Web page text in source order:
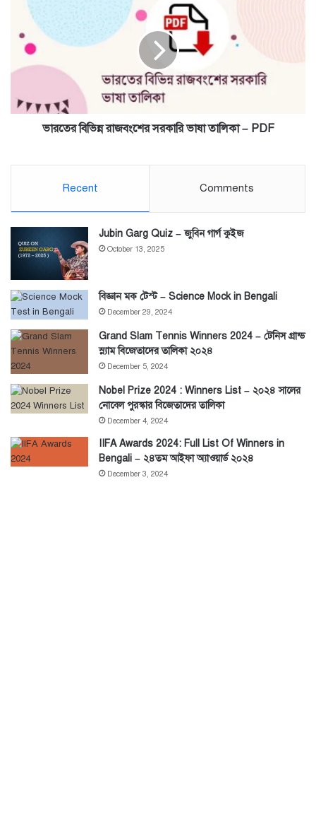
বিভিন্ন
রাজবংশের
সরকারি
ভাষা
তালিকা
PDF
ভারতের বিভিন্ন রাজবংশের সরকারি ভাষা তালিকা – PDF
Recent Comments
Jubin Garg Quiz – জুবিন গার্গ কুইজ
October 13, 2025
বিজ্ঞান মক টেস্ট – Science Mock in Bengali
December 29, 2024
Grand Slam Tennis Winners 2024 – টেনিস গ্রান্ড
স্ল্যাম বিজেতাদের তালিকা ২০২৪
December 5, 2024
Nobel Prize 2024 : Winners List – ২০২৪ সালের
নোবেল পুরস্কার বিজেতাদের তালিকা
December 4, 2024
IIFA Awards 2024: Full List Of Winners in
Bengali – ২৪তম আইফা অ্যাওয়ার্ড ২০২৪
December 3, 2024